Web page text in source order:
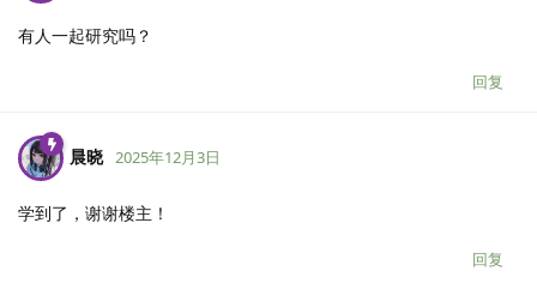
有人一起研究吗？
回复
晨晓 2025年12月3日
学到了，谢谢楼主！
回复